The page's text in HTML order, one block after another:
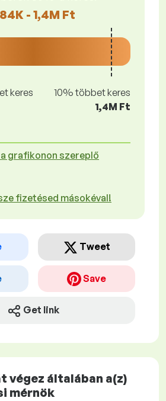
- 1,4M Ft
keres
10% többet keres
1,4M Ft
grafikonon szereplő
fizetésed másokéval!
Tweet
Save
Get link
végez általában a(z)
mérnök